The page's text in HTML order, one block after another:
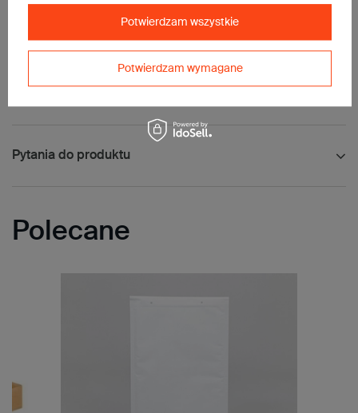
Dzięki zastosowaniu klapki samoprzylepnej z otworami na klipsy
lub plomby przesyłka jest odpowiednio chroniona w czasie
Pytania do produktu
Polecane
Potwierdzam wymagane
Potwierdzam wszystkie